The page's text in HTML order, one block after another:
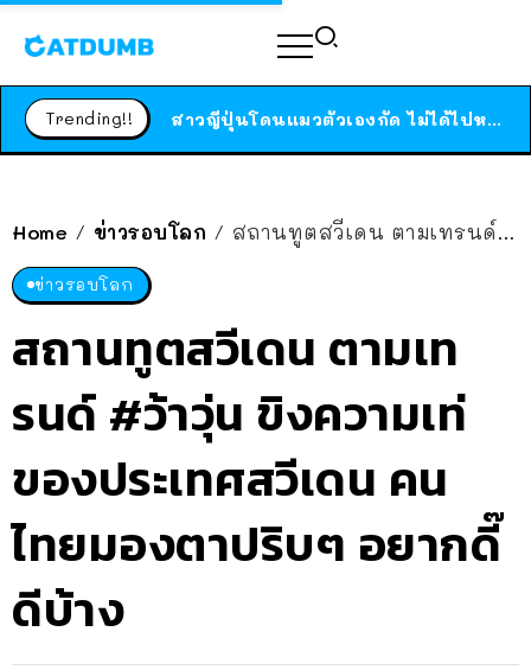
Trending!!
สาวญี่ปุ่นโดนแมวตัวเองกัด ไม่ได้ไปหาหมอตั้งแต่เนิ่นๆ สุดท้ายขาบวม กลายเป็นโรคเนื้อเน่า เตือนทาสแมวทั้งหลายให้ระวัง
สาวญี่ปุ่นโดนแมวตัวเองกัด ไม่ได้ไปหาหมอตั้งแต่เนิ่นๆ สุดท้ายขาบวม กลายเป็นโรคเนื้อเน่า เตือนทาสแมวทั้งหลายให้ระวัง
Home / ข่าวรอบโลก / สถานทูตสวีเดน ตามเทรนด์ #ว้าวุ่น ขิงความเท่ของประเทศสวีเดน คนไทยมองตาปริบๆ อยากดี๊ดีบ้าง
ข่าวรอบโลก
สถานทูตสวีเดน ตามเท
รนด์ #ว้าวุ่น ขิงความเท่
ของประเทศสวีเดน คน
ไทยมองตาปริบๆ อยากดี๊
ดีบ้าง